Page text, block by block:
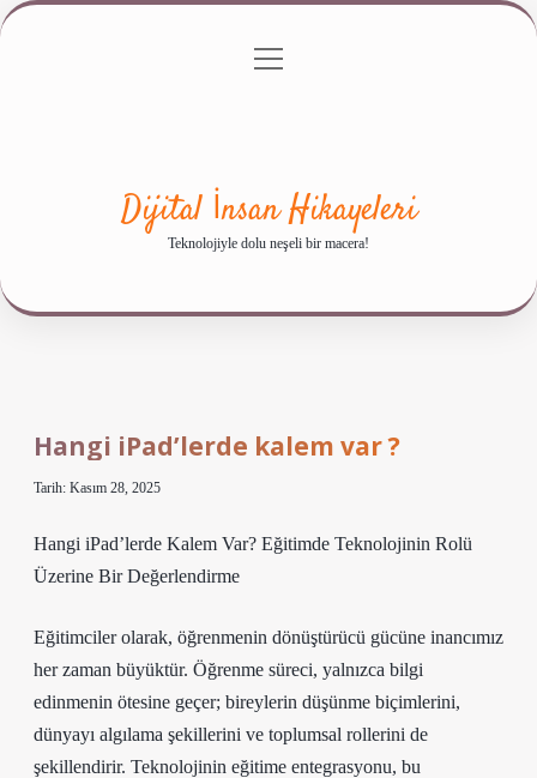
Gizlilik Politikası
menüyü
Dijital İnsan Hikayeleri
Teknolojiyle dolu neşeli bir macera!
Hangi iPad’lerde kalem var ?
Tarih: Kasım 28, 2025
Hangi iPad’lerde Kalem Var? Eğitimde Teknolojinin Rolü
Üzerine Bir Değerlendirme
Eğitimciler olarak, öğrenmenin dönüştürücü gücüne inancımız
her zaman büyüktür. Öğrenme süreci, yalnızca bilgi
edinmenin ötesine geçer; bireylerin düşünme biçimlerini,
dünyayı algılama şekillerini ve toplumsal rollerini de
şekillendirir. Teknolojinin eğitime entegrasyonu, bu